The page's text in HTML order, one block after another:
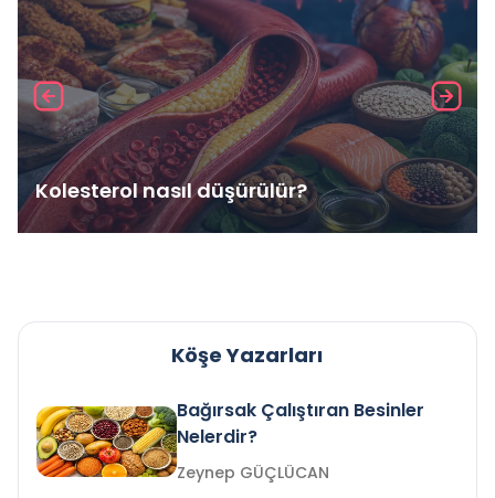
Kolesterol nasıl düşürülür?
Köşe Yazarları
Bağırsak Çalıştıran Besinler
Nelerdir?
Zeynep GÜÇLÜCAN